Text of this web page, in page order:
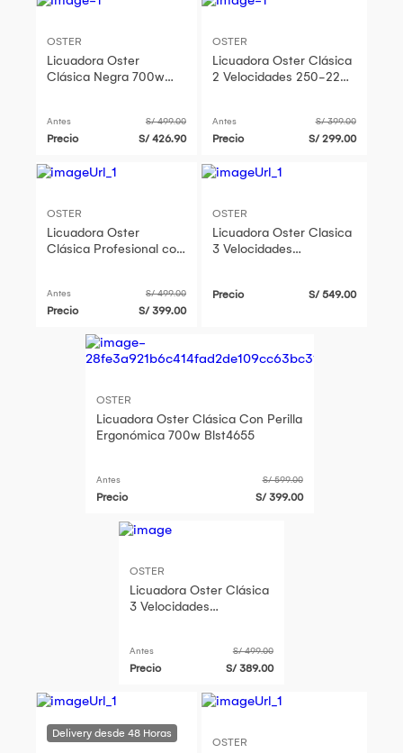
OSTER
Licuadora Oster
Clásica Negra 700w
Antes S/ 499.00
Precio S/ 426.90
OSTER
Licuadora Oster Clásica
2 Velocidades 250-22
Antes S/ 399.00
Precio S/ 299.00
OSTER
Licuadora Oster
Clásica Profesional con
Antes S/ 499.00
Precio S/ 399.00
OSTER
Licuadora Oster Clasica
3 Velocidades
Precio S/ 549.00
OSTER
Licuadora Oster Clásica Con Perilla
Ergonómica 700w Blst4655
Antes S/ 599.00
Precio S/ 399.00
OSTER
Licuadora Oster Clásica
3 Velocidades
Antes S/ 499.00
Precio S/ 389.00
OSTER